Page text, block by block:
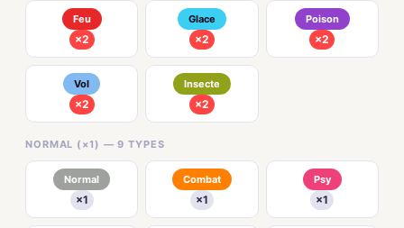
Feu
×2
Glace
×2
Poison
×2
Vol
×2
Insecte
×2
NORMAL (×1) — 9 TYPES
Normal
×1
Combat
×1
Psy
×1